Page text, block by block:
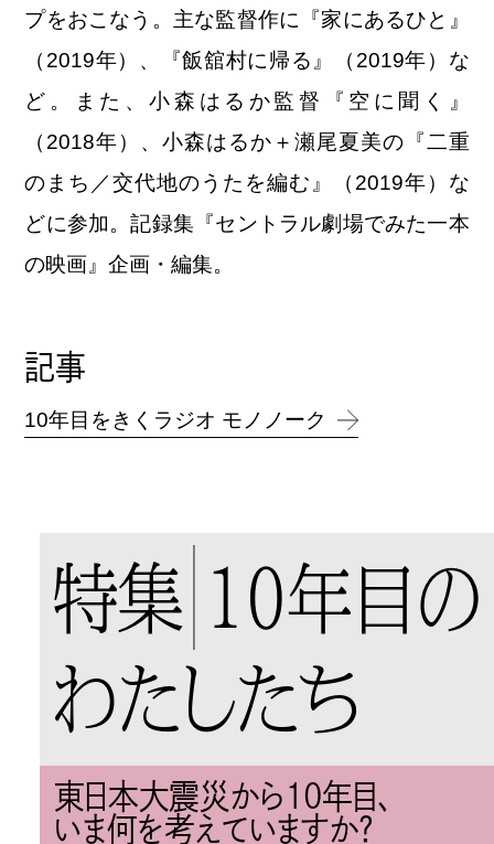
プをおこなう。主な監督作に『家にあるひと』
（2019年）、『飯舘村に帰る』（2019年）な
ど。また、小森はるか監督『空に聞く』
（2018年）、小森はるか＋瀬尾夏美の『二重
のまち／交代地のうたを編む』（2019年）な
どに参加。記録集『セントラル劇場でみた一本
の映画』企画・編集。
記事
10年目をきくラジオ モノノーク
特集 10年目の
わたしたち
東日本大震災から10年目、
いま何を考えていますか？